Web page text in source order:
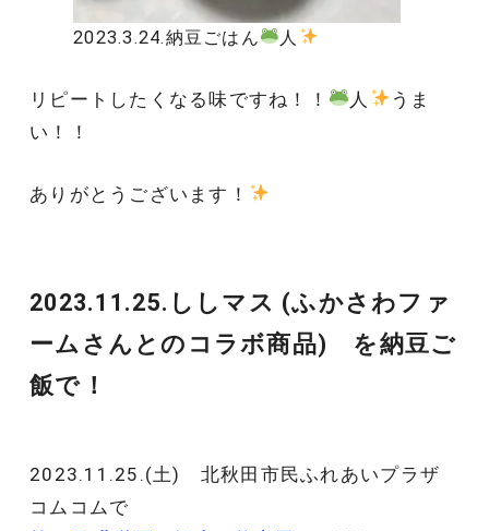
2023.3.24.納豆ごはん 人
リピートしたくなる味ですね！！ 人
うま
い！！
ありがとうございます！
2023.11.25.ししマス (ふかさわファ
ームさんとのコラボ商品) を納豆ご
飯で！
2023.11.25.(土) 北秋田市民ふれあいプラザ
コムコムで